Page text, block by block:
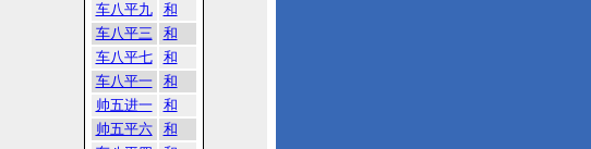
车八平九
和
车八平三
和
车八平七
和
车八平一
和
帅五进一
和
帅五平六
和